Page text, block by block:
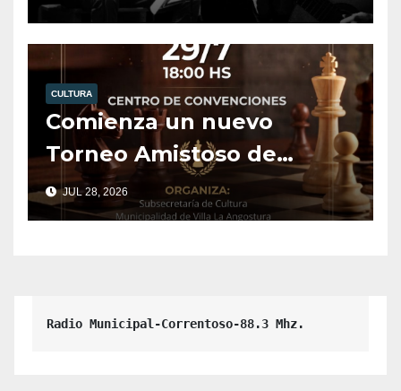
CULTURA
Comienza un nuevo
Torneo Amistoso de
Ajedrez.
JUL 28, 2026
Radio Municipal-Correntoso-88.3 Mhz.